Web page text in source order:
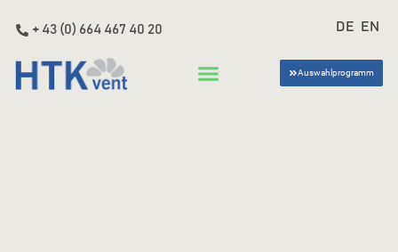
+ 43 (0) 664 467 40 20 DE EN
Auswahlprogramm